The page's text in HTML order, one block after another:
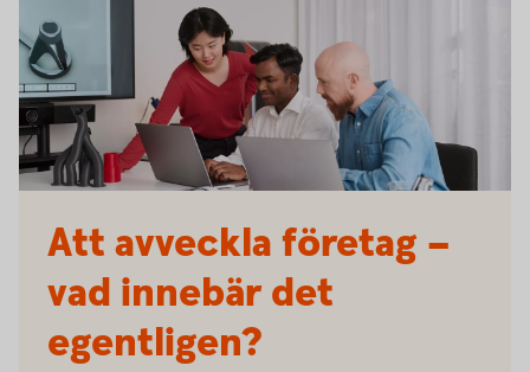
Att avveckla företag –
vad innebär det
egentligen?